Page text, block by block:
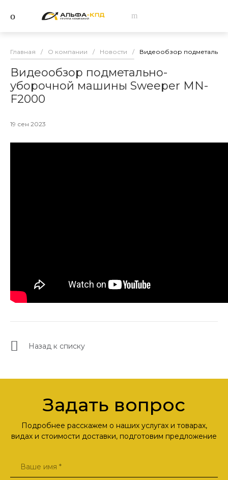
Главная / О компании / Новости / Видеообзор
Видеообзор подметально-
уборочной машины Sweeper MN-
F2000
19 сен 2023
Назад к списку
Задать вопрос
Подробнее расскажем о наших услугах и товарах,
видах и стоимости доставки, подготовим предложение